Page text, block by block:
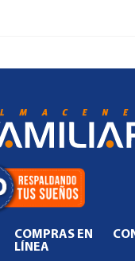
COMPRAS EN
LÍNEA